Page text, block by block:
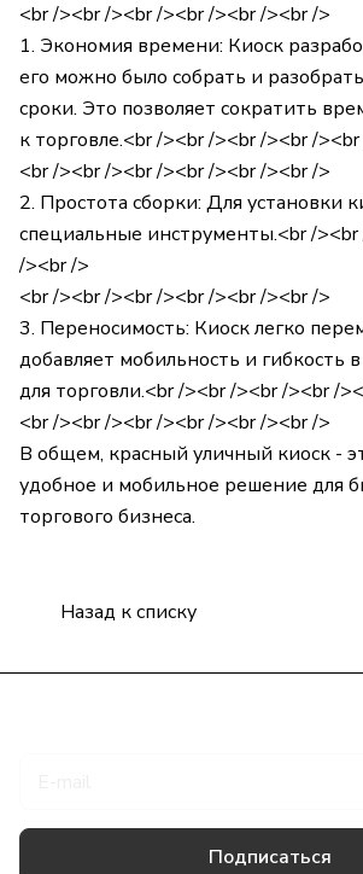
<br /><br /><br /><br /><br /><br />
1. Экономия времени: Киоск
его можно было собрать и
сроки. Это позволяет сократить
к торговле.<br /><br /><br /><br /
<br /><br /><br /><br /><br /><br />
2. Простота сборки: Для установки
специальные инструменты.<br /
/><br />
<br /><br /><br /><br /><br /><br />
3. Переносимость: Киоск легко
добавляет мобильность и гибкость
для торговли.<br /><br /><br /><br /
<br /><br /><br /><br /><br /><br />
В общем, красный уличный киоск -
удобное и мобильное решение для
торгового бизнеса.
Назад к списку
Подписаться